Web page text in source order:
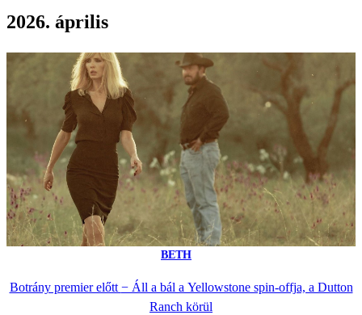
2026. április
BETH
Botrány premier előtt − Áll a bál a Yellowstone spin-offja, a Dutton
Ranch körül